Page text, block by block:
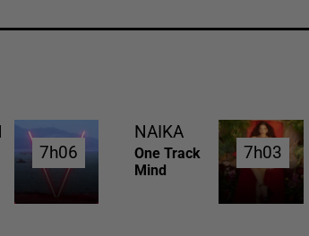
7h06
7h06
NAIKA
One Track
Mind
7h03
7h03